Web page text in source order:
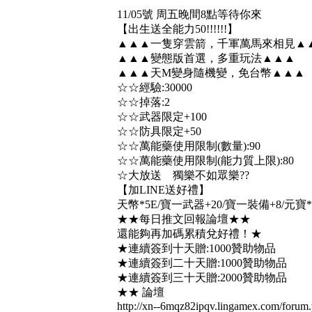
11/05號 周五晚間8點等待你來
【出生送全能力50!!!!!!】
▲▲▲一隻穿雲箭，千軍萬馬來相見
▲▲▲變態版首選，多重玩法▲▲▲
▲▲▲天M變身隨機變，免台幣▲▲▲
☆☆經驗:30000
☆☆掉落:2
☆☆武器限定+100
☆☆防具限定+50
☆☆萬能藥使用限制(數量):90
☆☆萬能藥使用限制(能力質上限):80
☆大放送 獨樂不如眾樂??
【加LINE送好禮】
天幣*5E/寶一武器+20/寶一裝備+8/元寶
★★每日推文回報論壇★★
還能夠再加碼累積兌好禮！★
★連續簽到十天贈:1000贊助物品
★連續簽到二十天贈:1000贊助物品
★連續簽到三十天贈:2000贊助物品
★★ 論壇
http://xn--6mqz82ipqv.lingamex.com/